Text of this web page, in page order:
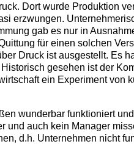
Dort wurde Produktion
erzwungen.
gab es nur in
für einen solchen
Druck ist ausgestellt. Es
gesehen ist der
ein Experiment von
wunderbar funktioniert
und auch kein Manager
d.h. Unternehmen nicht